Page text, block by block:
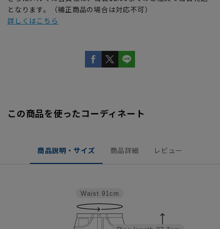
となります。（補正商品の場合は対応不可）
詳しくはこちら
この商品を使ったコーディネート
商品説明・サイズ 商品詳細 レビュー
Waist 91cm